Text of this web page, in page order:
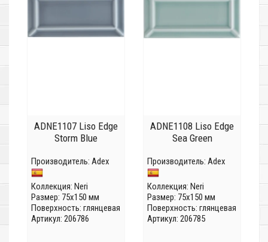
ADNE1107 Liso Edge
Storm Blue
Производитель: Adex
Коллекция: Neri
Размер: 75x150 мм
Поверхность: глянцевая
Артикул: 206786
ADNE1108 Liso Edge
Sea Green
Производитель: Adex
Коллекция: Neri
Размер: 75x150 мм
Поверхность: глянцевая
Артикул: 206785